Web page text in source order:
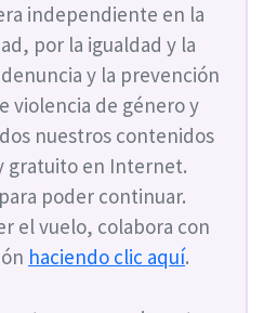
independiente en la
por la igualdad y la
y la prevención
violencia de género y
nuestros contenidos
gratuito en Internet.
poder continuar.
el vuelo, colabora con
haciendo clic aquí.